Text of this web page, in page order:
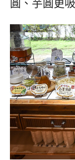
圓、芋圓更